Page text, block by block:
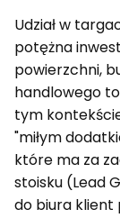
Udział w
potężna
powierzchni,
handlowego
tym
"miłym
które ma za
stoisku (Lead
do biura klient